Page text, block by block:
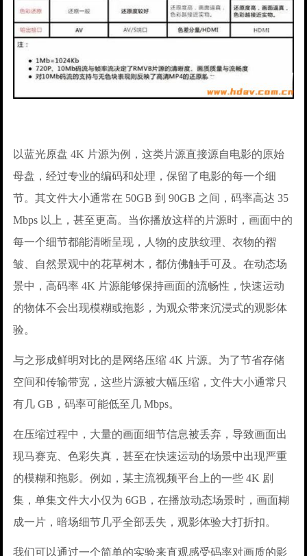
以蓝光原盘 4K 片源为例，这类片源直接源自电影的原始
母盘，经过专业的编码和处理，保留了电影的每一个细
节。其文件大小通常在 50GB 到 90GB 之间，码率高达 35
Mbps 以上，甚至更高。当你播放这样的片源时，画面中的
每一个细节都能清晰呈现，人物的皮肤纹理、衣物的褶
皱、自然景观中的花草树木，都仿佛触手可及。在动态场
景中，高码率 4K 片源能够保持画面的流畅性，快速运动
的物体不会出现模糊或拖影，为观众带来沉浸式的观影体
验。
与之形成鲜明对比的是网络压缩 4K 片源。为了节省存储
空间和传输带宽，这些片源被大幅压缩，文件大小通常只
有几 GB，码率可能低至几 Mbps。
在压缩过程中，大量的画面细节信息被丢弃，导致画面出
现马赛克、色彩失真，甚至在快速运动的场景中出现严重
的模糊和拖影。例如，某主流视频平台上的一些 4K 剧
集，单集文件大小仅为 6GB，在播放动态场景时，画面糊
成一片，暗场细节几乎全部丢失，观影体验大打折扣。
我们可以通过一个简单的实验来直观感受码率对画质的影